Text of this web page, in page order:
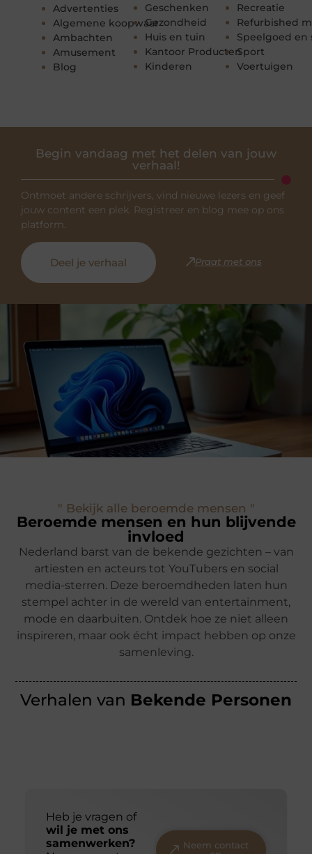
Advertenties
Algemene koopwaar
Ambachten
Amusement
Blog
Geschenken
Gezondheid
Huis en tuin
Kantoor Producten
Kinderen
Recreatie
Refurbished
Speelgoed en
Sport
Voertuigen
Begin vandaag met het delen van jouw
verhaal!
Ontmoet andere schrijvers, vind nieuwe lezers en geef
jouw content een plek. Registreer en blog mee op ons
platform.
Deel je verhaal Praat met ons
" Bekijk alle beroemde mensen "
Beroemde mensen en hun blijvende
invloed
Nederland barst van de bekende gezichten – van
artiesten en acteurs tot YouTubers en social
media-sterren. Deze beroemdheden laten hun
stempel achter in de wereld van entertainment,
mode en daarbuiten. Ontdek hoe ze niet alleen
inspireren, maar ook écht impact hebben op onze
samenleving.
Verhalen van Bekende Personen
Heb je vragen of
wil je met ons
samenwerken?
Neem contact